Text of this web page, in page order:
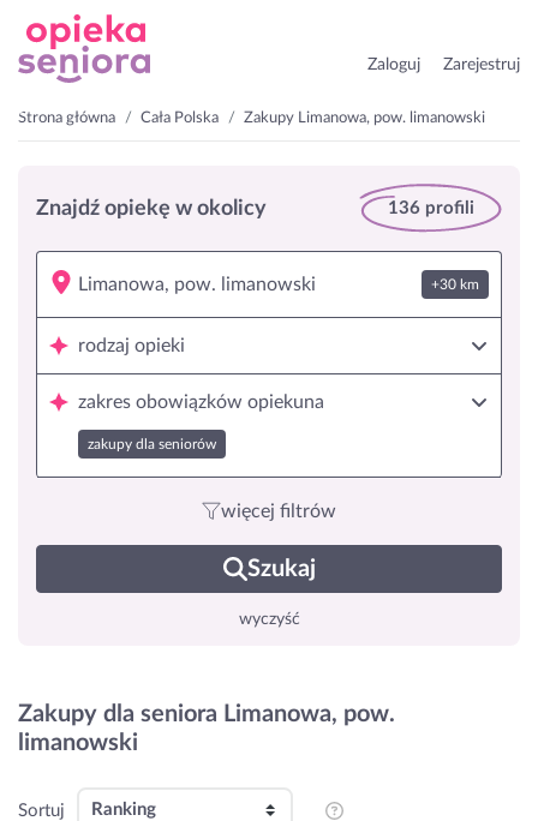
Zaloguj Zarejestruj
Strona główna Cała Polska Zakupy Limanowa, pow. limanowski
Znajdź opiekę w okolicy 136 profili
+30 km
rodzaj opieki
zakres obowiązków opiekuna
zakupy dla seniorów
więcej filtrów
Szukaj
wyczyść
Zakupy dla seniora Limanowa, pow.
limanowski
Sortuj